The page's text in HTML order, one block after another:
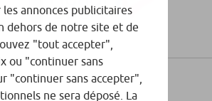
annonces publicitaires
dehors de notre site et de
"tout accepter",
ou "continuer sans
"continuer sans accepter",
ne sera déposé. La